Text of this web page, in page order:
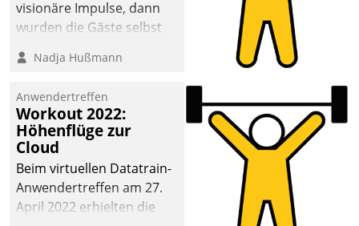
Aufgaben und
abnehmendem
visionäre Impulse, dann
wurden die Gäste selbst
methodisch
Quartier. Dazwischen
zeigte Datatrain, was es
Neues zu bieten hat.
Nadja Hußmann
Anwendertreffen
Workout 2022:
Höhenflüge zur
Cloud
Beim virtuellen Datatrain-
Anwendertreffen am 27.
April 2022 erhielten die